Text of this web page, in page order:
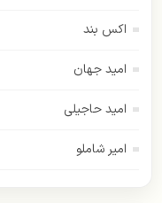
اکس بند
امید جهان
امید حاجیلی
امیر شاملو